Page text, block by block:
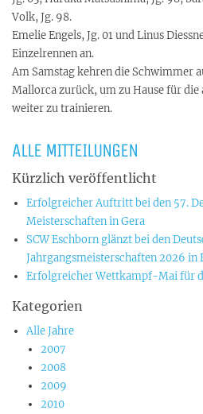
Volk, Jg. 98.
Emelie Engels, Jg. 01 und Linus
Einzelrennen an.
Am Samstag kehren die Schwimmer
Mallorca zurück, um zu Hause für die
weiter zu trainieren.
ALLE MITTEILUNGEN
Kürzlich veröffentlicht
Erfolgreicher Auftritt bei den 57.
Meisterschaften in Gera
SCW Eschborn glänzt bei den
Jahrgangsmeisterschaften 2026 in
Erfolgreicher Wettkampf-Mai für
Kategorien
Alle Jahre
2007
2008
2009
2010